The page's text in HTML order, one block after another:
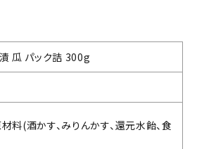
瓜 パック詰 300g
料(酒かす、みりんかす、還元水飴、食